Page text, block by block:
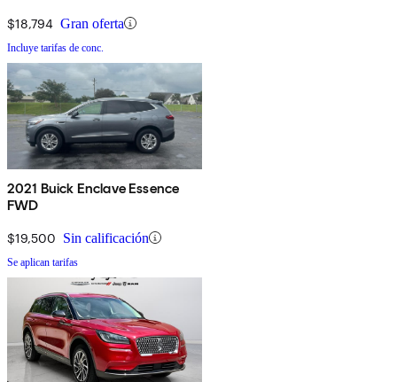
$18,794 Gran oferta
Incluye tarifas de conc.
2021 Buick Enclave Essence
FWD
$19,500 Sin calificación
Se aplican tarifas